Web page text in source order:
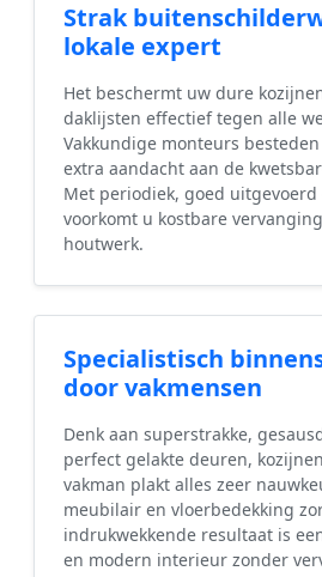
Strak
lokale expert
Het beschermt uw dure
daklijsten effectief tegen alle
Vakkundige monteurs
extra aandacht aan de
Met periodiek, goed
voorkomt u kostbare
houtwerk.
Specialistisch
door vakmensen
Denk aan superstrakke,
perfect gelakte deuren,
vakman plakt alles zeer
meubilair en vloerbedekking
indrukwekkende resultaat is
en modern interieur zonder